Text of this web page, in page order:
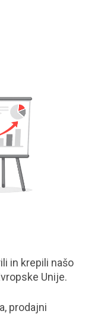
in krepili našo
Unije.
prodajni